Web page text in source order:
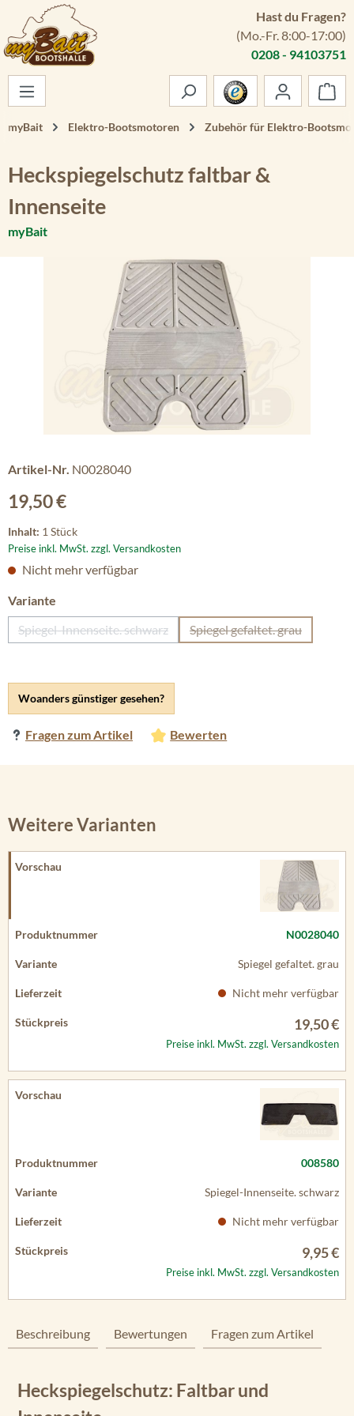
Zum Hauptinhalt springen
Hast du Fragen?
(Mo.-Fr. 8:00-17:00)
0208 - 94103751
myBait Elektro-Bootsmotoren Zubehör für Elektro-
Heckspiegelschutz faltbar &
Innenseite
myBait
Bildergalerie überspringen
Artikel-Nr. N0028040
Regulärer Preis:
19,50 €
Inhalt: 1 Stück
Preise inkl. MwSt. zzgl. Versandkosten
Woanders günstiger gesehen?
Fragen zum Artikel Bewerten
Nicht mehr verfügbar
Variante
Spiegel-Innenseite. schwarz
(Diese Option ist zurzeit nicht verfügbar.)
Spiegel gefaltet. grau
(Diese Option ist
Weitere Varianten
N0028040
Spiegel gefaltet. grau
Nicht mehr verfügbar
19,50 €
Preise inkl. MwSt. zzgl. Versandkosten
008580
Spiegel-Innenseite. schwarz
Nicht mehr verfügbar
9,95 €
Preise inkl. MwSt. zzgl. Versandkosten
Beschreibung Bewertungen Fragen zum Artikel
Heckspiegelschutz: Faltbar und